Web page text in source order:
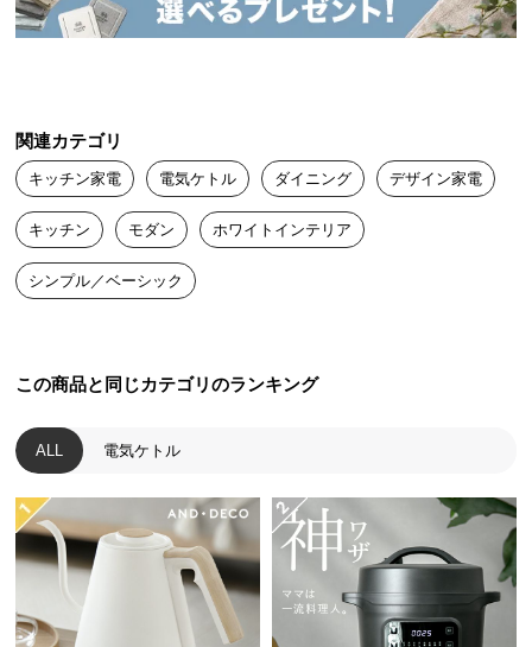
送
い
て
大
型
商
品
送
つ
い
中
型
品
40～100℃（1℃単位で
設定可能）
カップ１杯（約140ml）のお湯ならたった80秒で沸
騰。必要な量を素早く湯沸かしできます。
関連カテゴリ
キッチン家電 電気ケトル ダイニング デザイン家電
キッチン モダン ホワイトインテリア
シンプル／ベーシック
この商品と同じカテゴリのランキング
ALL 電気ケトル